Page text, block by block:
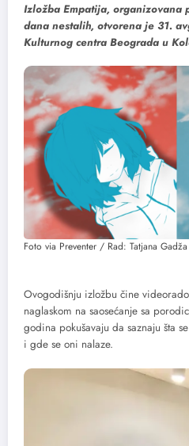
Izložba Empatija, organizovana
dana nestalih, otvorena je 31.
Kulturnog centra Beograda u
Foto via Preventer / Rad: Tatjana Gadža
Ovogodišnju izložbu čine
naglaskom na saosećanje sa
godina pokušavaju da saznaju šta
i gde se oni nalaze.